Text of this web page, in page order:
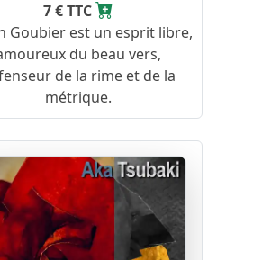
7 € TTC
Goubier est un esprit libre,
du beau vers,
de la rime et de la
métrique.